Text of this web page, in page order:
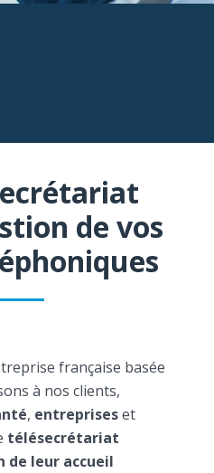
de vos
française basée
à nos clients,
, entrepriseset
télésecrétariat
de leur accueil